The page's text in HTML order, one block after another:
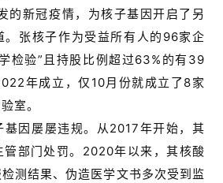
的新冠疫情，为核子基因开启了另
。张核子作为受益所有人的96家企
检验”且持股比例超过63%的有39
年成立，仅10月份就成立了8家
室。
基因屡屡违规。从2017年开始，其
管部门处罚。2020年以来，其核酸
测结果、伪造医学文书多次受到监